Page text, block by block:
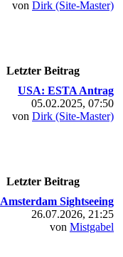
von Dirk (Site-Master)
Letzter Beitrag
USA: ESTA Antrag
05.02.2025, 07:50
von Dirk (Site-Master)
Letzter Beitrag
Amsterdam Sightseeing
26.07.2026, 21:25
von Mistgabel